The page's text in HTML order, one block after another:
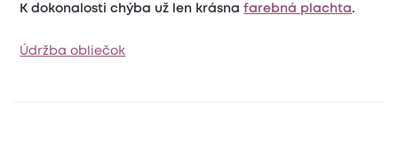
K dokonalosti chýba už len krásnafarebná plachta.
Údržba obliečok